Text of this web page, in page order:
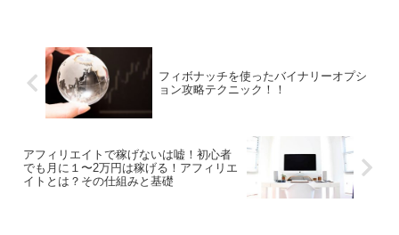
フィボナッチを使ったバイナリーオプシ
ョン攻略テクニック！！
アフィリエイトで稼げないは嘘！初心者
でも月に１〜2万円は稼げる！アフィリエ
イトとは？その仕組みと基礎